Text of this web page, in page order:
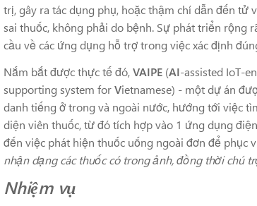
trị, gây ra tác dụng phụ, hoặc thậm chí dẫn đến tử
sai thuốc, không phải do bệnh. Sự phát triển rộng
cầu về các ứng dụng hỗ trợ trong việc xác định
Nắm bắt được thực tế đó,VAIPE (AI-assisted IoT-
supporting system forVietnamese) - một dự án
danh tiếng ở trong và ngoài nước, hướng tới việc
diện viên thuốc, từ đó tích hợp vào 1 ứng dụng
đến việc phát hiện thuốc uống ngoài đơn để phục
nhận dạng các thuốc có trong ảnh, đồng thời chú
Nhiệm vụ